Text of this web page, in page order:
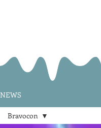
NEWS
Bravocon